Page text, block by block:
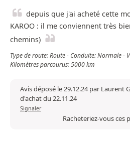
depuis que j'ai acheté cette
KAROO : il me conviennent très
chemins)
Type de route: Route - Conduite: Normale -
Kilomètres parcourus: 5000 km
Avis déposé le 29.12.24 par Laurent
d'achat du 22.11.24
Signaler
Racheteriez-vous ces